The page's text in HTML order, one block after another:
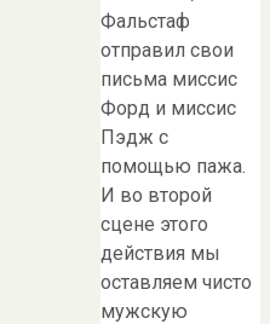
Фальстаф
отправил свои
письма миссис
Форд и миссис
Пэдж с
помощью пажа.
И во второй
сцене этого
действия мы
оставляем чисто
мужскую